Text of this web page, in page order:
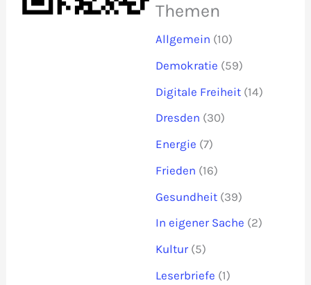
Themen
Allgemein (10)
Demokratie (59)
Digitale Freiheit (14)
Dresden (30)
Energie (7)
Frieden (16)
Gesundheit (39)
In eigener Sache (2)
Kultur (5)
Leserbriefe (1)